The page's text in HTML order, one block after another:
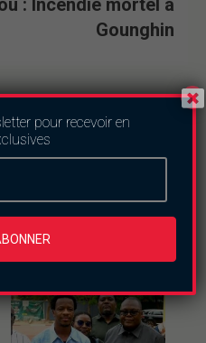
Gounghin
pour recevoir en